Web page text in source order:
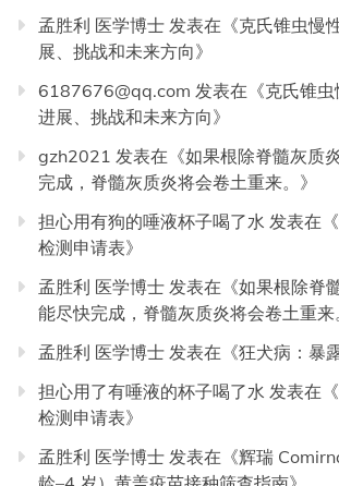
孟胜利 医学博士 发表在《克氏锥虫慢
展、挑战和未来方向》
6187676@qq.com 发表在《克氏锥虫
进展、挑战和未来方向》
gzh2021 发表在《如果根除脊髓灰质
完成，脊髓灰质炎将会卷土重来。 》
担心用有狗的唾液杯子喝了水 发表在《
检测申请表》
孟胜利 医学博士 发表在《如果根除脊
能尽快完成，脊髓灰质炎将会卷土重来
孟胜利 医学博士 发表在《狂犬病：暴
担心用了有唾液的杯子喝了水 发表在《
检测申请表》
孟胜利 医学博士 发表在《辉瑞